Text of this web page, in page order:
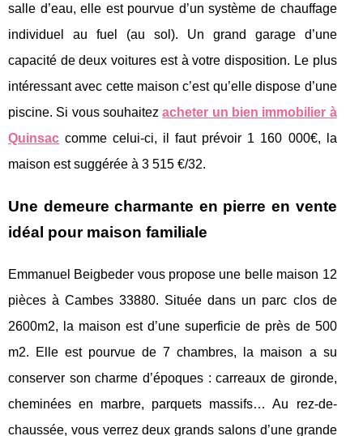
salle d’eau, elle est pourvue d’un système de chauffage
individuel au fuel (au sol). Un grand garage d’une
capacité de deux voitures est à votre disposition. Le plus
intéressant avec cette maison c’est qu’elle dispose d’une
piscine. Si vous souhaitezacheter un bien immobilier à
Quinsac comme celui-ci, il faut prévoir 1 160 000€, la
maison est suggérée à 3 515 €/32.
Une demeure charmante en pierre en vente
idéal pour maison familiale
Emmanuel Beigbeder vous propose une belle maison 12
pièces à Cambes 33880. Située dans un parc clos de
2600m2, la maison est d’une superficie de près de 500
m2. Elle est pourvue de 7 chambres, la maison a su
conserver son charme d’époques : carreaux de gironde,
cheminées en marbre, parquets massifs… Au rez-de-
chaussée, vous verrez deux grands salons d’une grande